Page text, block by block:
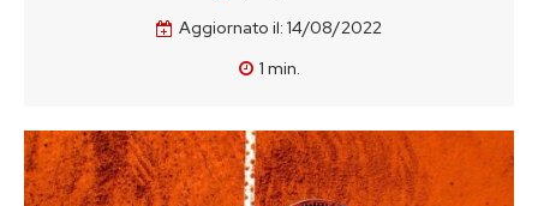
Aggiornato il: 14/08/2022
1 min.